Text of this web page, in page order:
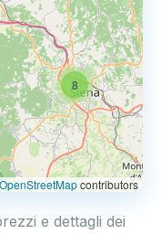
8
OpenStreetMapcontributors
e dettagli dei